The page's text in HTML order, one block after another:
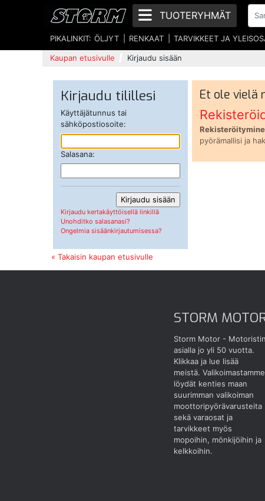
TUOTERYHMÄT
PIKALINKIT: ÖLJYT RENKAAT TARVIKKEET JA
Kaupan etusivulle Kirjaudu sisään
Kirjaudu tilillesi
Käyttäjätunnus tai
sähköpostiosoite:
Salasana:
Kirjaudu kertakäyttöisellä linkillä
Unohditko salasanasi?
Ongelmia sisäänkirjautumisessa?
Et ole vielä
pyörämallisi ja
« Takaisin kaupan etusivulle
STORM
Storm Motor - Motoristin
asialla jo yli 50 vuotta.
Klikkaa ja lue lisää
meistä. Valikoimastamme
löydät kenties maan
suurimman valikoiman
moottoripyörävarusteita
sekä varaosat ja
tarvikkeet myös
mopoihin, mönkijöihin ja
kelkkoihin.